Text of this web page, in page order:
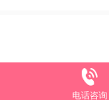
电话咨询